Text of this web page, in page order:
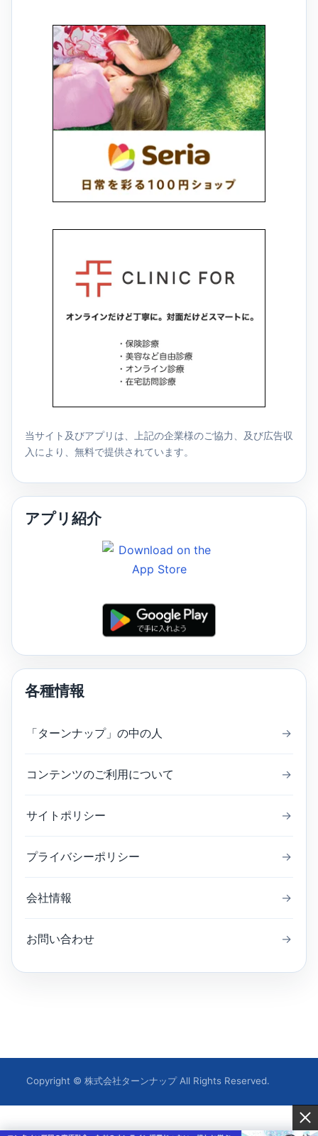
当サイト及びアプリは、上記の企業様のご協力、及び広告収
入により、無料で提供されています。
アプリ紹介
各種情報
「ターンナップ」の中の人 →
コンテンツのご利用について →
サイトポリシー →
プライバシーポリシー →
会社情報 →
お問い合わせ →
Copyright © 株式会社ターンナップ All Rights Reserved.